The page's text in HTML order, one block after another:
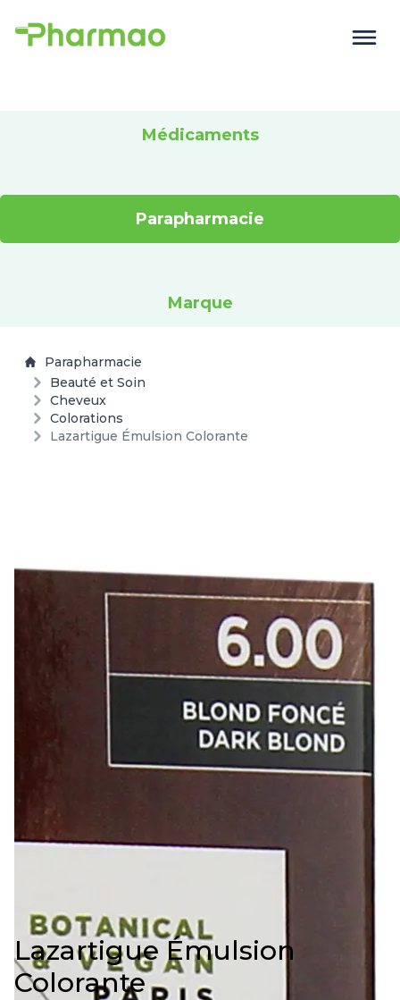
Médicaments
Parapharmacie
Marque
Parapharmacie
Beauté et Soin
Cheveux
Colorations
Lazartigue Émulsion Colorante
Lazartigue Émulsion
Colorante